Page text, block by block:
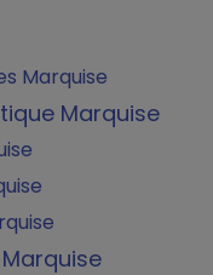
Marquise
Marquise